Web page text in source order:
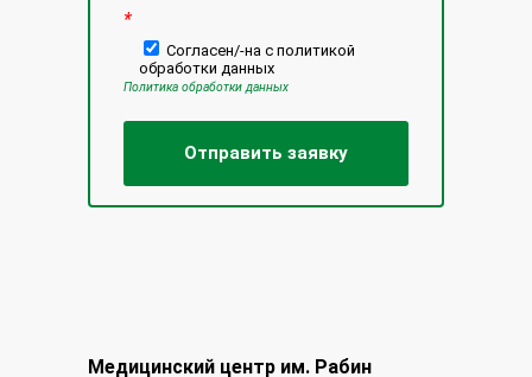
*
Согласен/-на с политикой
обработки данных
Политика обработки данных
Медицинский центр им. Рабин